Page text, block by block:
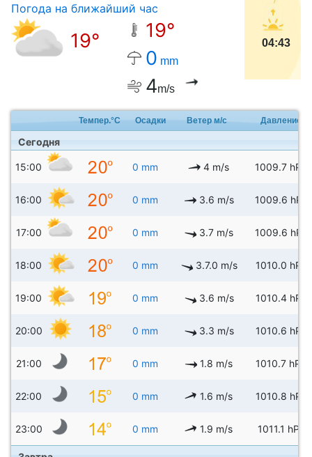
Погода на ближайший час
19°
19°
0 mm
4m/s
04:43
Темпер.°C Осадки Ветер м/с Давление
Сегодня
15:00 0 mm 4 m/s 1009.7 hPa
16:00 0 mm 3.6 m/s 1009.6 hPa
17:00 0 mm 3.7 m/s 1009.6 hPa
18:00 0 mm 3.7.0 m/s 1010.0 hPa
19:00 0 mm 3.6 m/s 1010.4 hPa
20:00 0 mm 3.3 m/s 1010.6 hPa
21:00 0 mm 1.8 m/s 1010.7 hPa
22:00 0 mm 1.6 m/s 1010.8 hPa
23:00 0 mm 1.9 m/s 1011.1 hPa